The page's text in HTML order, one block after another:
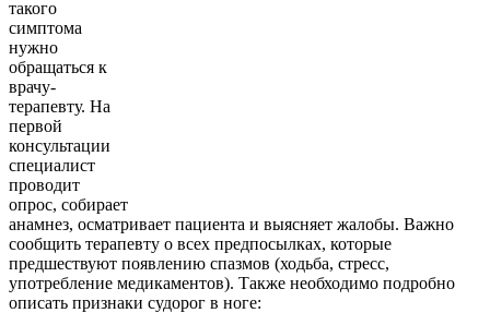
такого
симптома
нужно
обращаться к
врачу-
терапевту. На
первой
консультации
специалист
проводит
опрос, собирает
анамнез, осматривает пациента и выясняет жалобы. Важно
сообщить терапевту о всех предпосылках, которые
предшествуют появлению спазмов (ходьба, стресс,
употребление медикаментов). Также необходимо подробно
описать признаки судорог в ноге: